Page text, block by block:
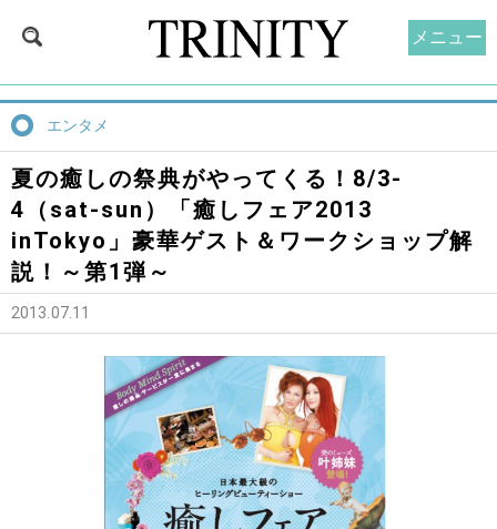
エンタメ
夏の癒しの祭典がやってくる！8/3-
4（sat-sun）「癒しフェア2013
inTokyo」豪華ゲスト＆ワークショップ解
説！～第1弾～
2013.07.11
メニュー